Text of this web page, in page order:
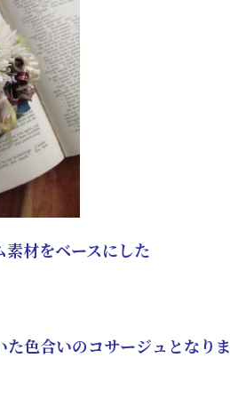
材をベースにした
た色合いのコサージュとなり